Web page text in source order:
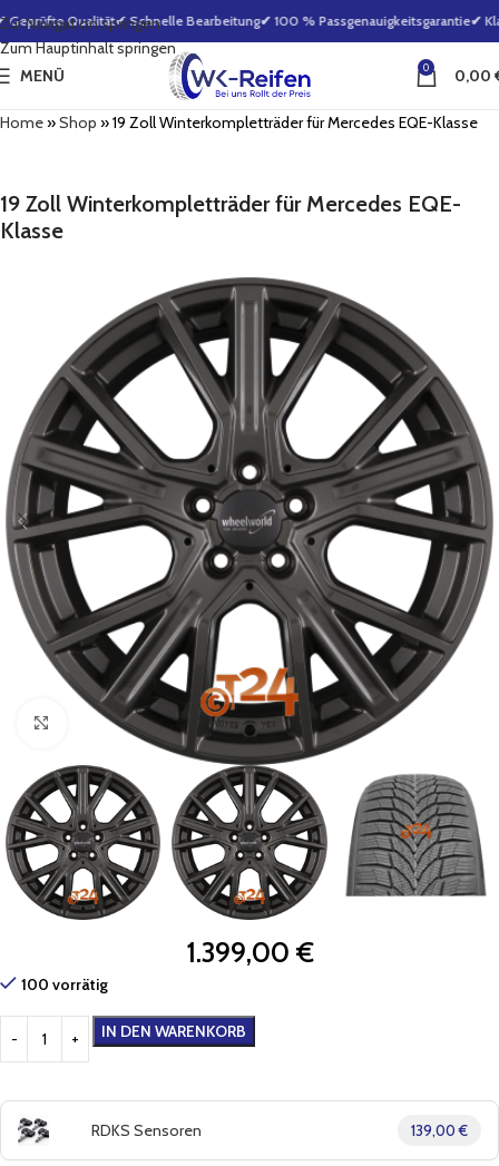
Zur Navigation springen
Zum Hauptinhalt springen
Qualität✔ Schnelle Bearbeitung✔ 100 % Passgenauigkeitsgarantie✔
MENÜ 0 0,00
Home»Shop »19 Zoll Winterkompletträder für Mercedes EQE-Klasse
19 Zoll Winterkompletträder für Mercedes EQE-
Klasse
Zum Vergrößern klicken
1.399,00 €
100 vorrätig
IN DEN WARENKORB
RDKS Sensoren 139,00 €